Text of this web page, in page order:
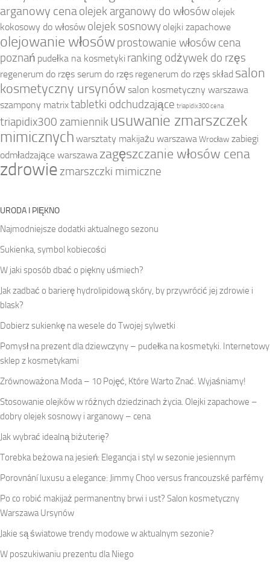
arganowy cena olejek arganowy do włosów olejek
kokosowy do włosów olejek sosnowy olejki zapachowe
olejowanie włosówprostowanie włosów cena
poznań pudełka na kosmetyki ranking odżywek do rzęs
regenerum do rzęs serum do rzęs regenerum do rzęs skład salon
kosmetyczny ursynów salon kosmetyczny warszawa
szampony matrixtabletki odchudzające triapidix300 cena
triapidix300 zamiennikusuwanie zmarszczek
mimicznych warsztaty makijażu warszawa Wrocław zabiegi
odmładzające warszawa zagęszczanie włosów cena
zdrowiezmarszczki mimiczne
URODA I PIĘKNO
Najmodniejsze dodatki aktualnego sezonu
Sukienka, symbol kobiecości
W jaki sposób dbać o piękny uśmiech?
Jak zadbać o barierę hydrolipidową skóry, by przywrócić jej zdrowie i
blask?
Dobierz sukienkę na wesele do Twojej sylwetki
Pomysł na prezent dla dziewczyny – pudełka na kosmetyki. Internetowy
sklep z kosmetykami
Zrównoważona Moda – 10 Pojęć, Które Warto Znać. Wyjaśniamy!
Stosowanie olejków w różnych dziedzinach życia. Olejki zapachowe –
dobry olejek sosnowy i arganowy – cena
Jak wybrać idealną biżuterię?
Torebka beżowa na jesień: Elegancja i styl w sezonie jesiennym
Porovnání luxusu a elegance: Jimmy Choo versus francouzské parfémy
Po co robić makijaż permanentny brwi i ust? Salon kosmetyczny
Warszawa Ursynów
Jakie są światowe trendy modowe w aktualnym sezonie?
W poszukiwaniu prezentu dla Niego